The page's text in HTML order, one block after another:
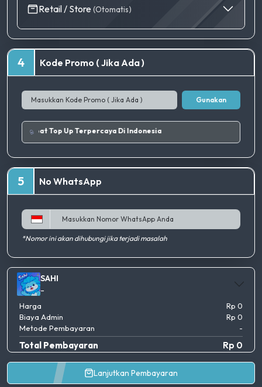
Retail / Store (Otomatis)
4 Kode Promo ( Jika Ada )
Gunakan
Tempat Top Up Terpercaya Di Indonesia
5 No WhatsApp
*Nomor ini akan dihubungi jika terjadi masalah
SAHI
-
Harga
Rp 0
Biaya Admin
Rp 0
Metode Pembayaran
-
Total Pembayaran Rp 0
Lanjutkan Pembayaran